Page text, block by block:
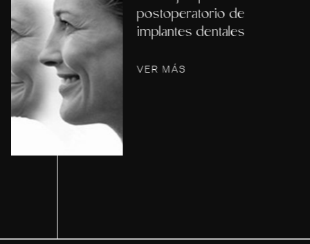
Manchas blancas en
los dientes
VER MÁS